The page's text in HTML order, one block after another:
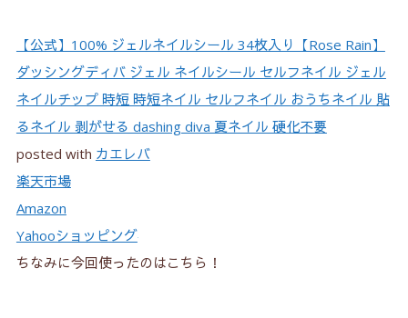
【公式】100% ジェルネイルシール 34枚入り【Rose Rain】
ダッシングディバ ジェル ネイルシール セルフネイル ジェル
ネイルチップ 時短 時短ネイル セルフネイル おうちネイル 貼
るネイル 剥がせる dashing diva 夏ネイル 硬化不要
posted with カエレバ
楽天市場
Amazon
Yahooショッピング
ちなみに今回使ったのはこちら！